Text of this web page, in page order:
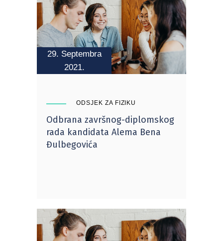
29. Septembra
2021.
ODSJEK ZA FIZIKU
Odbrana završnog-diplomskog
rada kandidata Alema Bena
Đulbegovića